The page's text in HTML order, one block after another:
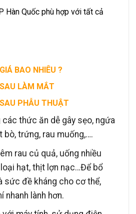
Hàn Quốc phù hợp với tất cả
BAO NHIÊU ?
LÀM MẮT
PHẪU THUẬT
thức ăn dễ gây sẹo, ngứa
bò, trứng, rau muống,….
rau củ quả, uống nhiều
hạt, thịt lợn nạc…Để bổ
sức đề kháng cho cơ thể,
nhanh lành hơn.